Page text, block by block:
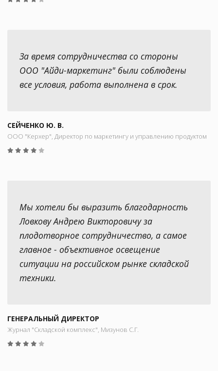
За время сотрудничества со стороны
ООО "Айди-маркетинг" были соблюдены
все условия, работа выполнена в срок.
СЕЙЧЕНКО Ю. В.
ООО "Керхер", Директор по маркетингу и управлению продуктом
Мы хотели бы выразить благодарность
Ловкову Андрею Викторовичу за
плодотворное сотрудничество, а самое
главное - объективное освещение
ситуации на российском рынке складской
техники.
ГЕНЕРАЛЬНЫЙ ДИРЕКТОР
Журнал "Складской комплекс", Мизунов С.Г.